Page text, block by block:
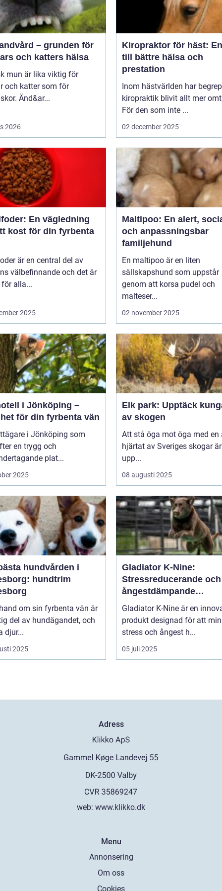
– grunden för
och katters hälsa
mun är lika viktig för
och katter som för
Änd&ar...
2026
Kiropraktor för häst:
till bättre hälsa och
prestation
Inom hästvärlden har
kiropraktik blivit allt mer
För den som inte ...
02 december 2025
En vägledning
kost för din fyrbenta
är en central del av
välbefinnande och det är
alla...
2025
Maltipoo: En alert,
och anpassningsbar
familjehund
En maltipoo är en liten
sällskapshund som uppstår
genom att korsa pudel och
malteser...
02 november 2025
i Jönköping –
för din fyrbenta vän
i Jönköping som
en trygg och
plat...
2025
Elk park: Upptäck
av skogen
Att stå öga mot öga med en
hjärtat av Sveriges skogar
upp...
08 augusti 2025
hundvården i
hundtrim
om sin fyrbenta vän är
del av hundägandet, och
djur...
2025
Gladiator K-Nine:
Stressreducerande och
ångestdämpande
hundhalsband
Gladiator K-Nine är en
produkt designad för att
stress och ångest h...
05 juli 2025
Adress
web: www.klikko.dk
Menu
Annonsering
Om oss
Cookies